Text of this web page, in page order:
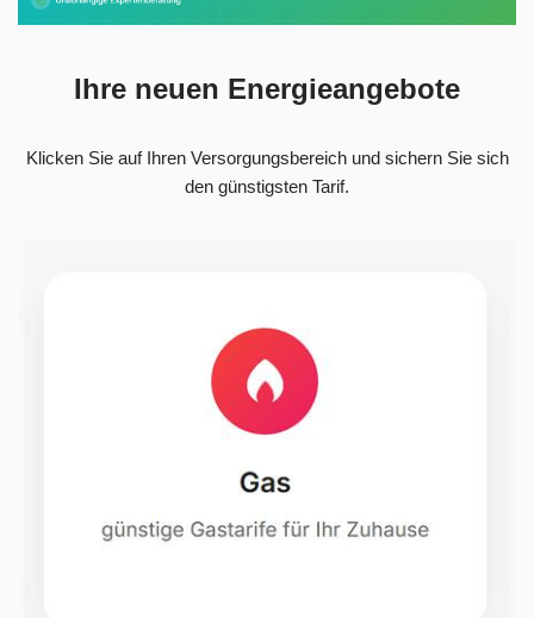
Ihre neuen Energieangebote
Klicken Sie auf Ihren Versorgungsbereich und sichern Sie sich
den günstigsten Tarif.